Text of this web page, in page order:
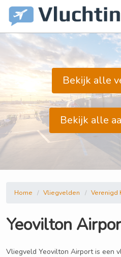
Bekijk alle
Bekijk alle
Home Vliegvelden Verenigd
Yeovilton
Vliegveld Yeovilton Airport is een